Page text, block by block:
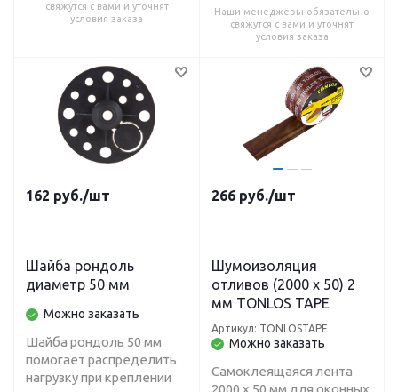
свяжутся с вами и уточнят
условия заказа
Наши менеджеры обязательно
свяжутся с вами и уточнят
условия заказа
162 руб./шт
Шайба рондоль
диаметр 50 мм
Можно заказать
Шайба рондоль 50 мм
помогает распределить
нагрузку при креплении
266 руб./шт
Шумоизоляция
отливов (2000 x 50) 2
мм TONLOS TAPE
Можно заказать
Артикул: TONLOSTAPE
Самоклеящаяся лента
2000 x 50 мм для оконных